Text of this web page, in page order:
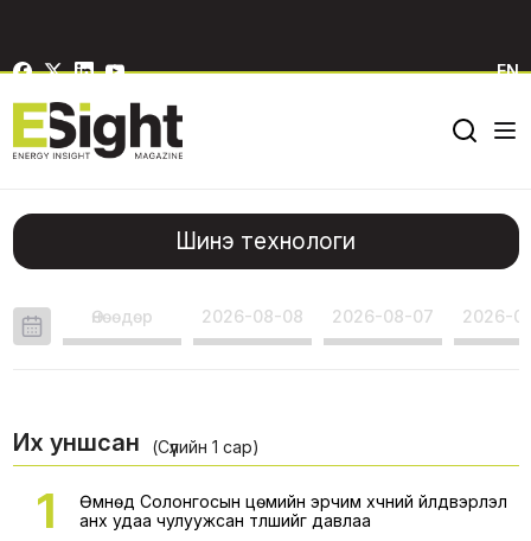
EN
Шинэ технологи
Өнөөдөр 2026-08-08 2026-08-07 2026-
Их уншсан (Сүүлийн 1 сар)
1
Өмнөд Солонгосын цөмийн эрчим хүчний үйлдвэрлэл
анх удаа чулуужсан түлшийг давлаа